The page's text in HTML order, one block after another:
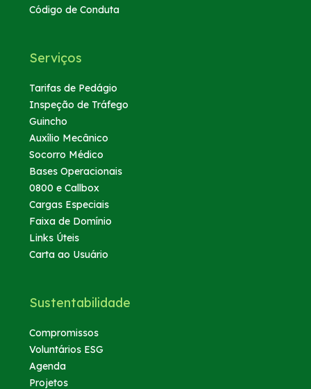
Código de Conduta
Serviços
Tarifas de Pedágio
Inspeção de Tráfego
Guincho
Auxílio Mecânico
Socorro Médico
Bases Operacionais
0800 e Callbox
Cargas Especiais
Faixa de Domínio
Links Úteis
Carta ao Usuário
Sustentabilidade
Compromissos
Voluntários ESG
Agenda
Projetos